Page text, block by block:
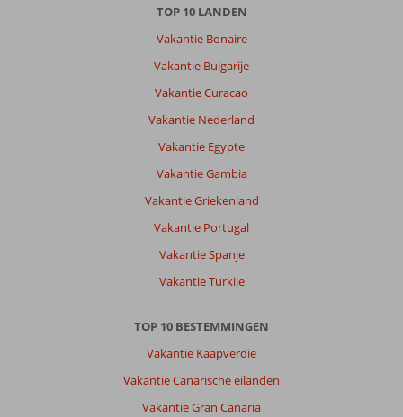
TOP 10 LANDEN
Vakantie Bonaire
Vakantie Bulgarije
Vakantie Curacao
Vakantie Nederland
Vakantie Egypte
Vakantie Gambia
Vakantie Griekenland
Vakantie Portugal
Vakantie Spanje
Vakantie Turkije
TOP 10 BESTEMMINGEN
Vakantie Kaapverdië
Vakantie Canarische eilanden
Vakantie Gran Canaria